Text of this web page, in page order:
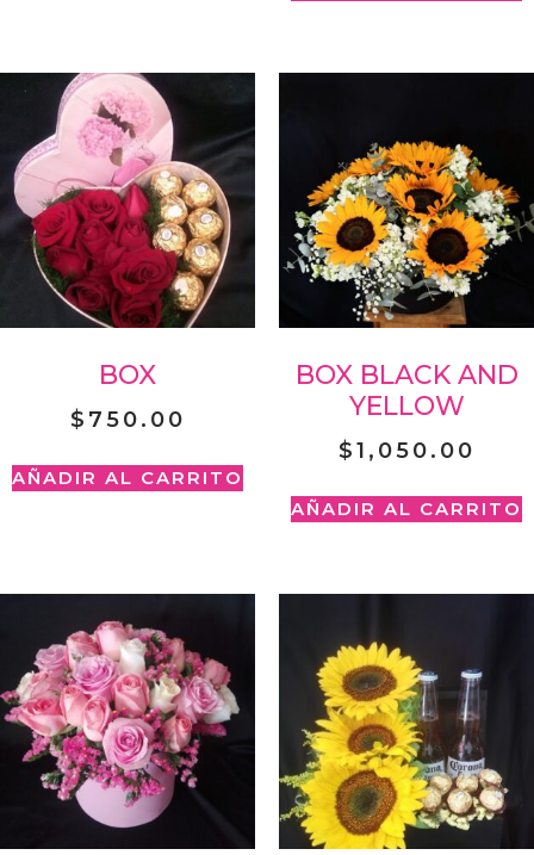
BOX
$ 750.00
AÑADIR AL CARRITO
BOX BLACK AND
YELLOW
$1,050.00
AÑADIR AL CARRITO